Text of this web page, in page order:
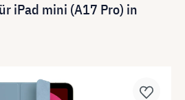
iPad mini (A17 Pro) in